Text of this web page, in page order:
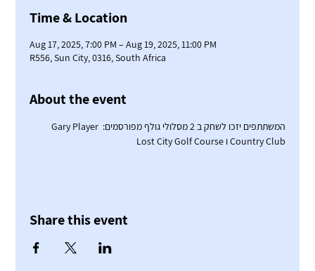
Time & Location
Aug 17, 2025, 7:00 PM – Aug 19, 2025, 11:00 PM
R556, Sun City, 0316, South Africa
About the event
המשתתפים יזכו לשחק ב 2 מסלולי גולף מפורסמים: Gary Player
Country Club ו Lost City Golf Course
Share this event